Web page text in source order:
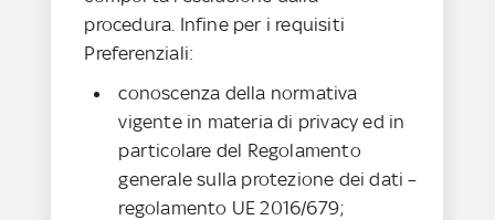
procedura. Infine per i requisiti
Preferenziali:
conoscenza della normativa
vigente in materia di privacy ed in
particolare del Regolamento
generale sulla protezione dei dati –
regolamento UE 2016/679;